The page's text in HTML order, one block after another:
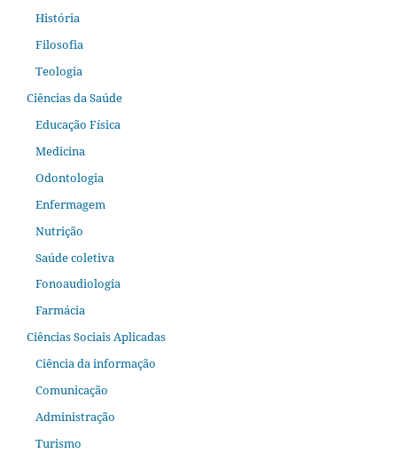
História
Filosofia
Teologia
Ciências da Saúde
Educação Física
Medicina
Odontologia
Enfermagem
Nutrição
Saúde coletiva
Fonoaudiologia
Farmácia
Ciências Sociais Aplicadas
Ciência da informação
Comunicação
Administração
Turismo